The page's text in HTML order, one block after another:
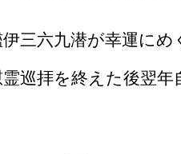
三六九潜が幸運に
巡拝を終えた後翌